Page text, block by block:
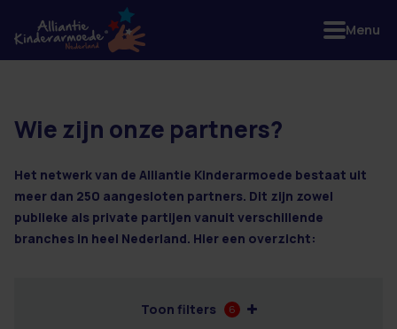
44 resultaten
Wie zijn onze partners?
Het netwerk van de Alliantie Kinderarmoede bestaat uit
meer dan 250 aangesloten partners. Dit zijn zowel
publieke als private partijen vanuit verschillende
branches in heel Nederland. Hier een overzicht:
Toon filters 6
Menu